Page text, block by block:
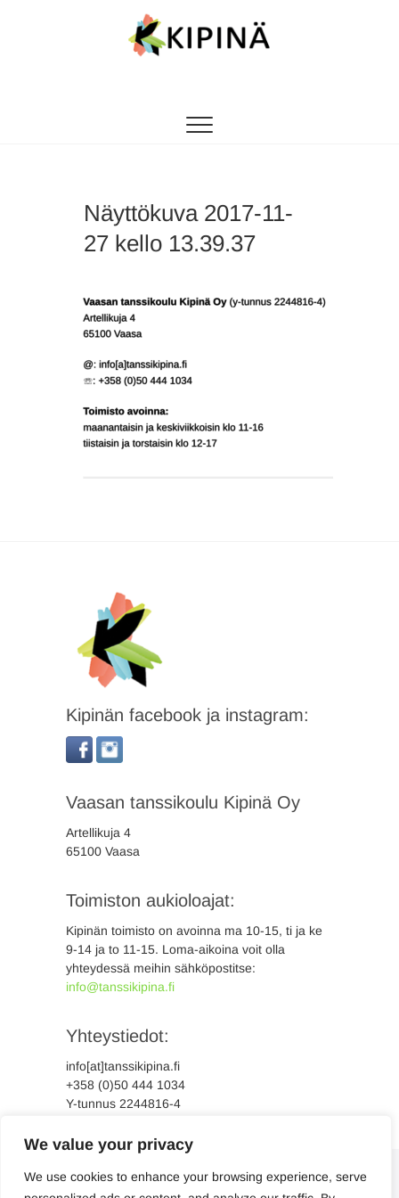
We value your privacy
We use cookies to enhance your browsing experience, serve
Näyttökuva 2017-11-
27 kello 13.39.37
Kipinän facebook ja instagram:
Vaasan tanssikoulu Kipinä Oy
Artellikuja 4
65100 Vaasa
Toimiston aukioloajat:
Kipinän toimisto on avoinna ma 10-15, ti ja ke
9-14 ja to 11-15. Loma-aikoina voit olla
yhteydessä meihin sähköpostitse:
info@tanssikipina.fi
Yhteystiedot:
info[at]tanssikipina.fi
+358 (0)50 444 1034
Y-tunnus 2244816-4